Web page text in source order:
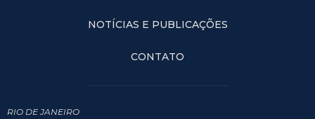
NOTÍCIAS E PUBLICAÇÕES
CONTATO
RIO DE JANEIRO